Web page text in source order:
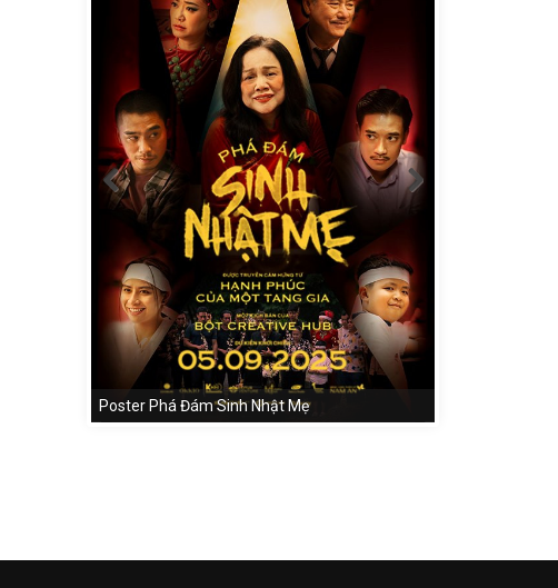
Poster Phá Đám Sinh Nhật Mẹ